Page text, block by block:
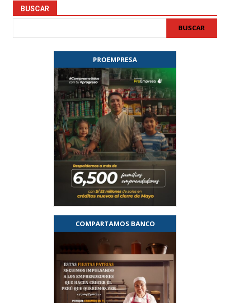
BUSCAR
BUSCAR
PROEMPRESA
COMPARTAMOS BANCO